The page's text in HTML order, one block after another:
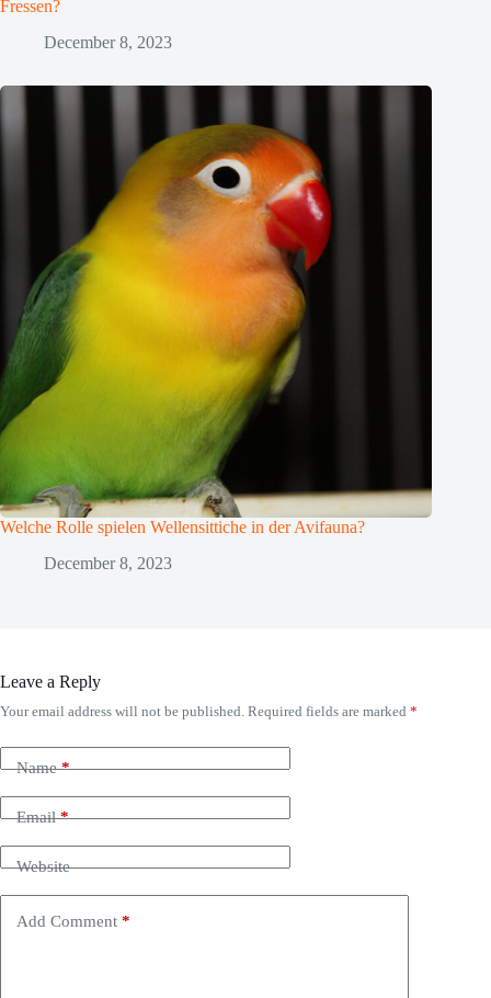
Fressen?
December 8, 2023
Welche Rolle spielen Wellensittiche in der Avifauna?
December 8, 2023
Leave a Reply
Your email address will not be published. Required fields are marked *
Name*
Email*
Website
Add Comment *